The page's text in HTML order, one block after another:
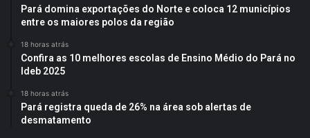
Pará domina exportações do Norte e coloca 12 municípios
entre os maiores polos da região
18 horas atrás
Confira as 10 melhores escolas de Ensino Médio do Pará no
Ideb 2025
18 horas atrás
Pará registra queda de 26% na área sob alertas de
desmatamento